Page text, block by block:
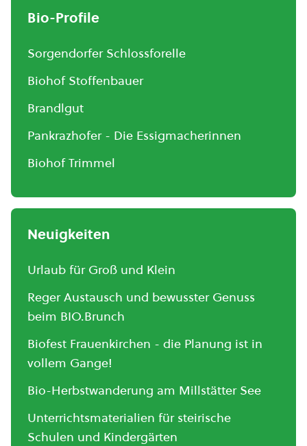
Bio-Profile
Sorgendorfer Schlossforelle
Biohof Stoffenbauer
Brandlgut
Pankrazhofer - Die Essigmacherinnen
Biohof Trimmel
Neuigkeiten
Urlaub für Groß und Klein
Reger Austausch und bewusster Genuss
beim BIO.Brunch
Biofest Frauenkirchen - die Planung ist in
vollem Gange!
Bio-Herbstwanderung am Millstätter See
Unterrichtsmaterialien für steirische
Schulen und Kindergärten